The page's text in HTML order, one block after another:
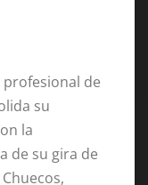
de
su
la
de su gira de